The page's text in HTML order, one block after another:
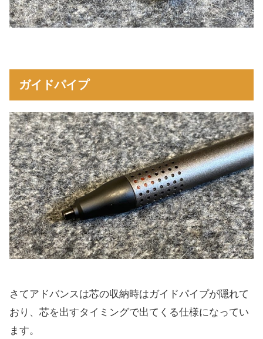
ガイドパイプ
さてアドバンスは芯の収納時はガイドパイプが隠れて
おり、芯を出すタイミングで出てくる仕様になってい
ます。